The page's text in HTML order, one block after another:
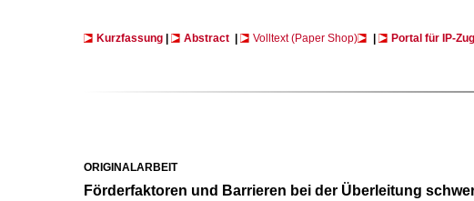
Kurzfassung Abstract Volltext (Paper Shop) Portal für IP-
ORIGINALARBEIT
Förderfaktoren und Barrieren bei der Überleitung